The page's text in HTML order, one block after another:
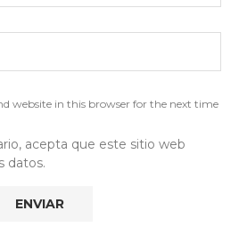
website in this browser for the next time
acepta que este sitio web
datos.